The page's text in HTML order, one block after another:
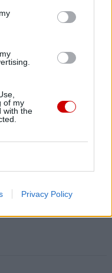
of my
with the
Privacy Policy
naszą